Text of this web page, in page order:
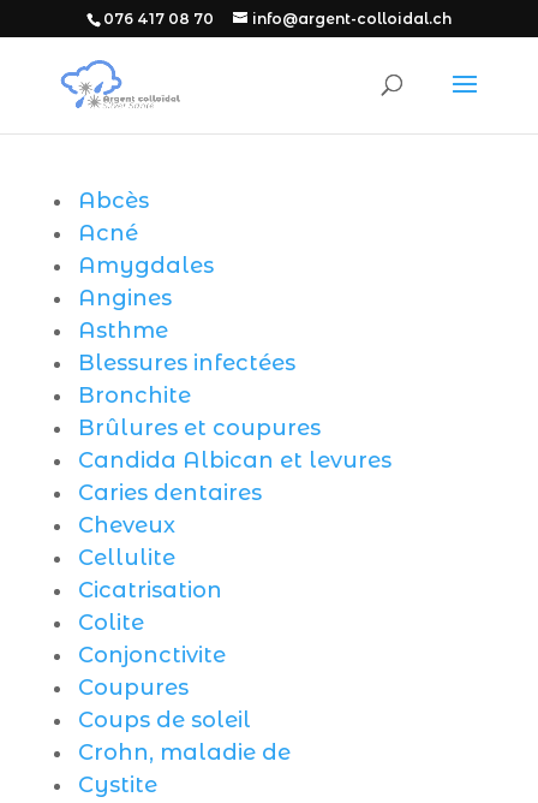
076 417 08 70 info@argent-colloidal.ch
Abcès
Acné
Amygdales
Angines
Asthme
Blessures infectées
Bronchite
Brûlures et coupures
Candida Albican et levures
Caries dentaires
Cheveux
Cellulite
Cicatrisation
Colite
Conjonctivite
Coupures
Coups de soleil
Crohn, maladie de
Cystite